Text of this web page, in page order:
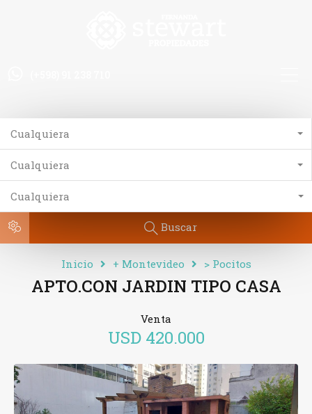
Cualquiera
Cualquiera
Cualquiera
Buscar
Inicio + Montevideo > Pocitos
APTO.CON JARDIN TIPO CASA
Venta
USD 420.000